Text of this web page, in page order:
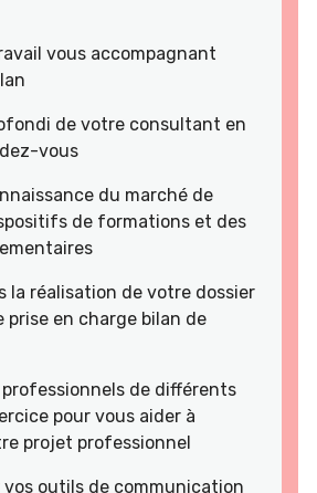
vous accompagnant
de votre consultant en
vous
du marché de
de formations et des
la réalisation de votre dossier
prise en charge bilan de
de différents
pour vous aider à
projet professionnel
outils de communication